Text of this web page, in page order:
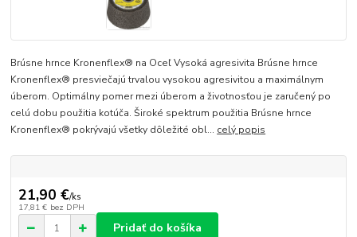
Brúsne hrnce Kronenflex® na Oceľ Vysoká agresivita Brúsne hrnce
Kronenflex® presviečajú trvalou vysokou agresivitou a maximálnym
úberom. Optimálny pomer mezi úberom a životnosťou je zaručený po
celú dobu použitia kotúča. Široké spektrum použitia Brúsne hrnce
Kronenflex® pokrývajú všetky dôležité obl... celý popis
21,90 €/ks
17,81 € bez DPH
Pridať do košíka